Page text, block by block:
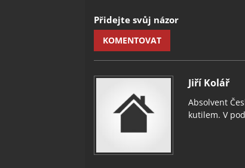
Přidejte svůj názor
KOMENTOVAT
Jiří Kolář
Absolvent
kutilem. V